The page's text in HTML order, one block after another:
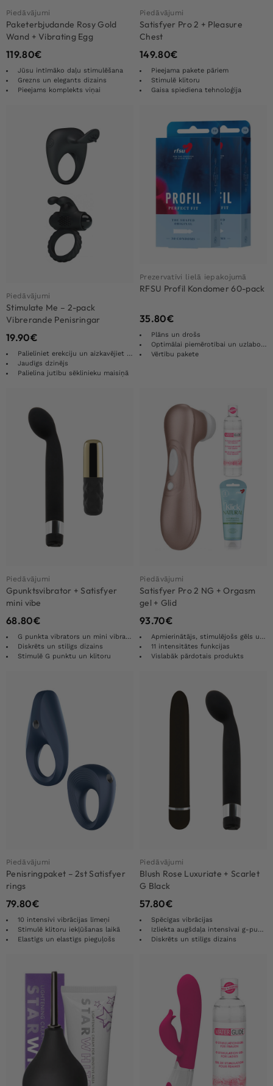
Piedāvājumi
Paketerbjudande Rosy Gold
Wand + Vibrating Egg
119.80€
Jūsu intīmāko daļu stimulēšana
Grezns un elegants dizains
Pieejams komplekts viņai
Piedāvājumi
Satisfyer Pro 2 + Pleasure
Chest
149.80€
Pieejama pakete pāriem
Stimulē klitoru
Gaisa spiediena tehnoloģija
Piedāvājumi
Stimulate Me – 2-pack
Vibrerande Penisringar
19.90€
Palieliniet erekciju un aizkavējiet ejakulāciju
Jaudīgs dzinējs
Palielina jutību sēklinieku maisiņā
Prezervatīvi lielā iepakojumā
RFSU Profil Kondomer 60-pack
35.80€
Plāns un drošs
Optimālai piemērotībai un uzlabotām sajūtām
Vērtību pakete
Piedāvājumi
Gpunktsvibrator + Satisfyer
mini vibe
68.80€
G punkta vibrators un mini vibrators
Diskrēts un stilīgs dizains
Stimulē G punktu un klitoru
Piedāvājumi
Satisfyer Pro 2 NG + Orgasm
gel + Glid
93.70€
Apmierinātājs, stimulējošs gēls un smērviela
11 intensitātes funkcijas
Vislabāk pārdotais produkts
Piedāvājumi
Penisringpaket – 2st Satisfyer
rings
79.80€
10 intensīvi vibrācijas līmeņi
Stimulē klitoru iekļūšanas laikā
Elastīgs un elastīgs pieguļošs
Piedāvājumi
Blush Rose Luxuriate + Scarlet
G Black
57.80€
Spēcīgas vibrācijas
Izliekta augšdaļa intensīvai g-punkta stimulācijai
Diskrēts un stilīgs dizains